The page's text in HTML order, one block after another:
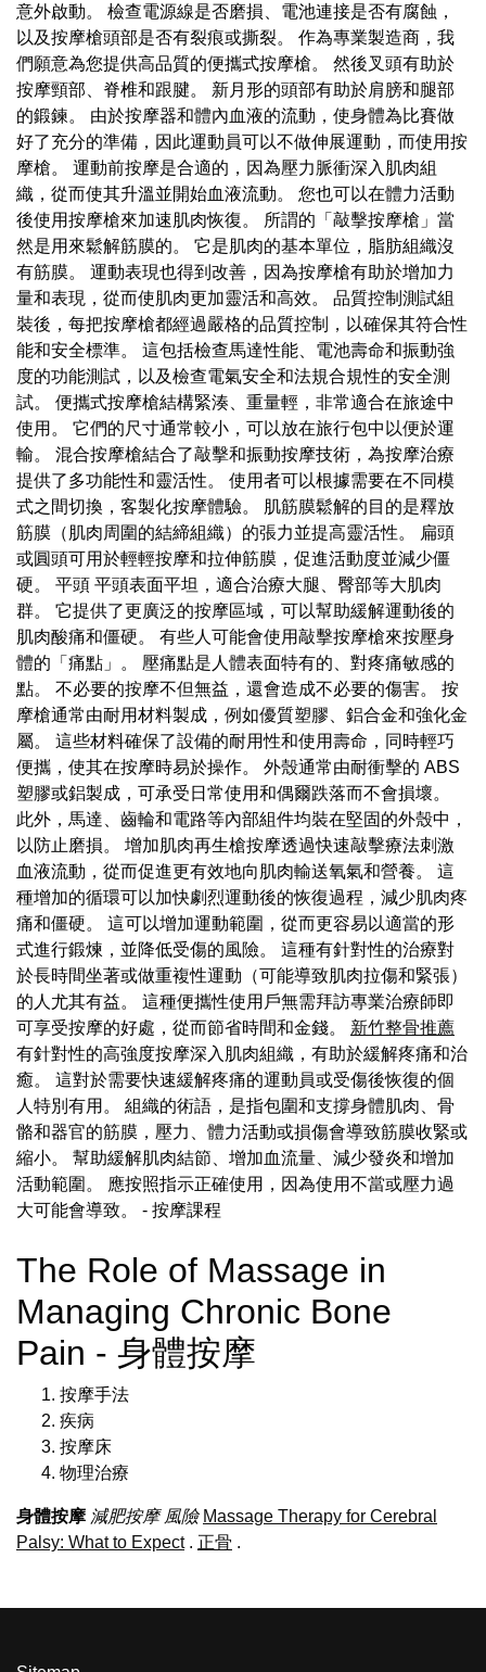
意外啟動。 檢查電源線是否磨損、電池連接是否有腐蝕，
以及按摩槍頭部是否有裂痕或撕裂。 作為專業製造商，我
們願意為您提供高品質的便攜式按摩槍。 然後叉頭有助於
按摩頸部、脊椎和跟腱。 新月形的頭部有助於肩膀和腿部
的鍛鍊。 由於按摩器和體內血液的流動，使身體為比賽做
好了充分的準備，因此運動員可以不做伸展運動，而使用按
摩槍。 運動前按摩是合適的，因為壓力脈衝深入肌肉組
織，從而使其升溫並開始血液流動。 您也可以在體力活動
後使用按摩槍來加速肌肉恢復。 所謂的「敲擊按摩槍」當
然是用來鬆解筋膜的。 它是肌肉的基本單位，脂肪組織沒
有筋膜。 運動表現也得到改善，因為按摩槍有助於增加力
量和表現，從而使肌肉更加靈活和高效。 品質控制測試組
裝後，每把按摩槍都經過嚴格的品質控制，以確保其符合性
能和安全標準。 這包括檢查馬達性能、電池壽命和振動強
度的功能測試，以及檢查電氣安全和法規合規性的安全測
試。 便攜式按摩槍結構緊湊、重量輕，非常適合在旅途中
使用。 它們的尺寸通常較小，可以放在旅行包中以便於運
輸。 混合按摩槍結合了敲擊和振動按摩技術，為按摩治療
提供了多功能性和靈活性。 使用者可以根據需要在不同模
式之間切換，客製化按摩體驗。 肌筋膜鬆解的目的是釋放
筋膜（肌肉周圍的結締組織）的張力並提高靈活性。 扁頭
或圓頭可用於輕輕按摩和拉伸筋膜，促進活動度並減少僵
硬。 平頭 平頭表面平坦，適合治療大腿、臀部等大肌肉
群。 它提供了更廣泛的按摩區域，可以幫助緩解運動後的
肌肉酸痛和僵硬。 有些人可能會使用敲擊按摩槍來按壓身
體的「痛點」。 壓痛點是人體表面特有的、對疼痛敏感的
點。 不必要的按摩不但無益，還會造成不必要的傷害。 按
摩槍通常由耐用材料製成，例如優質塑膠、鋁合金和強化金
屬。 這些材料確保了設備的耐用性和使用壽命，同時輕巧
便攜，使其在按摩時易於操作。 外殼通常由耐衝擊的 ABS
塑膠或鋁製成，可承受日常使用和偶爾跌落而不會損壞。
此外，馬達、齒輪和電路等內部組件均裝在堅固的外殼中，
以防止磨損。 增加肌肉再生槍按摩透過快速敲擊療法刺激
血液流動，從而促進更有效地向肌肉輸送氧氣和營養。 這
種增加的循環可以加快劇烈運動後的恢復過程，減少肌肉疼
痛和僵硬。 這可以增加運動範圍，從而更容易以適當的形
式進行鍛煉，並降低受傷的風險。 這種有針對性的治療對
於長時間坐著或做重複性運動（可能導致肌肉拉傷和緊張）
的人尤其有益。 這種便攜性使用戶無需拜訪專業治療師即
可享受按摩的好處，從而節省時間和金錢。 新竹整骨推薦
有針對性的高強度按摩深入肌肉組織，有助於緩解疼痛和治
癒。 這對於需要快速緩解疼痛的運動員或受傷後恢復的個
人特別有用。 組織的術語，是指包圍和支撐身體肌肉、骨
骼和器官的筋膜，壓力、體力活動或損傷會導致筋膜收緊或
縮小。 幫助緩解肌肉結節、增加血流量、減少發炎和增加
活動範圍。 應按照指示正確使用，因為使用不當或壓力過
大可能會導致。 - 按摩課程
The Role of Massage in
Managing Chronic Bone
Pain - 身體按摩
按摩手法
疾病
按摩床
物理治療
身體按摩 減肥按摩 風險 Massage Therapy for Cerebral
Palsy: What to Expect. 正骨 .